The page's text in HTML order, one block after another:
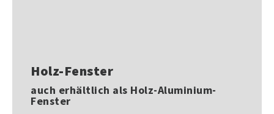
Holz-Fenster
auch erhältlich als Holz-Aluminium-
Fenster